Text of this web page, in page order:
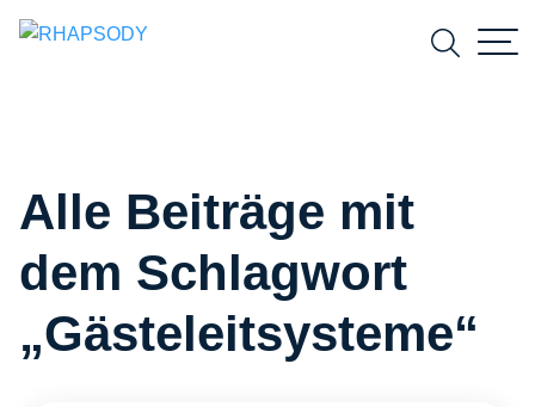
Suchen
Alle Beiträge mit
dem Schlagwort
„Gästeleitsysteme“